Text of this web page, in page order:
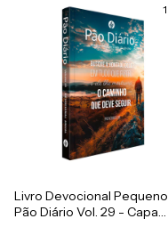
1
Livro Devocional Pequeno
Pão Diário Vol. 29 - Capa